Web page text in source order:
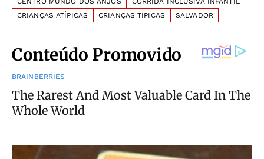
CRIANÇAS ATÍPICAS
CRIANÇAS TÍPICAS SALVADOR